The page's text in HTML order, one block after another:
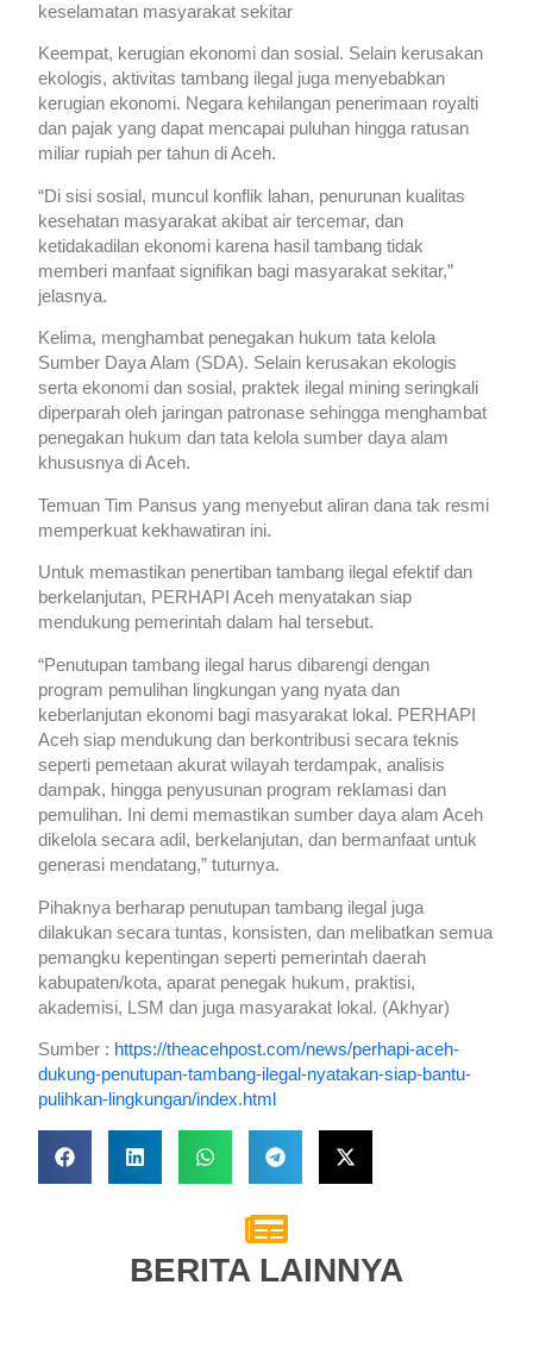
keselamatan masyarakat sekitar
Keempat, kerugian ekonomi dan sosial. Selain kerusakan
ekologis, aktivitas tambang ilegal juga menyebabkan
kerugian ekonomi. Negara kehilangan penerimaan royalti
dan pajak yang dapat mencapai puluhan hingga ratusan
miliar rupiah per tahun di Aceh.
“Di sisi sosial, muncul konflik lahan, penurunan kualitas
kesehatan masyarakat akibat air tercemar, dan
ketidakadilan ekonomi karena hasil tambang tidak
memberi manfaat signifikan bagi masyarakat sekitar,”
jelasnya.
Kelima, menghambat penegakan hukum tata kelola
Sumber Daya Alam (SDA). Selain kerusakan ekologis
serta ekonomi dan sosial, praktek ilegal mining seringkali
diperparah oleh jaringan patronase sehingga menghambat
penegakan hukum dan tata kelola sumber daya alam
khususnya di Aceh.
Temuan Tim Pansus yang menyebut aliran dana tak resmi
memperkuat kekhawatiran ini.
Untuk memastikan penertiban tambang ilegal efektif dan
berkelanjutan, PERHAPI Aceh menyatakan siap
mendukung pemerintah dalam hal tersebut.
“Penutupan tambang ilegal harus dibarengi dengan
program pemulihan lingkungan yang nyata dan
keberlanjutan ekonomi bagi masyarakat lokal. PERHAPI
Aceh siap mendukung dan berkontribusi secara teknis
seperti pemetaan akurat wilayah terdampak, analisis
dampak, hingga penyusunan program reklamasi dan
pemulihan. Ini demi memastikan sumber daya alam Aceh
dikelola secara adil, berkelanjutan, dan bermanfaat untuk
generasi mendatang,” tuturnya.
Pihaknya berharap penutupan tambang ilegal juga
dilakukan secara tuntas, konsisten, dan melibatkan semua
pemangku kepentingan seperti pemerintah daerah
kabupaten/kota, aparat penegak hukum, praktisi,
akademisi, LSM dan juga masyarakat lokal. (Akhyar)
Sumber : https://theacehpost.com/news/perhapi-aceh-
dukung-penutupan-tambang-ilegal-nyatakan-siap-bantu-
pulihkan-lingkungan/index.html
BERITA LAINNYA